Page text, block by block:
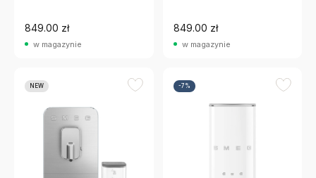
849.00 zł
w magazynie
849.00 zł
w magazynie
NEW -7%